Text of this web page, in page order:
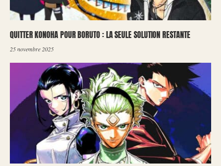
QUITTER KONOHA POUR BORUTO : LA SEULE SOLUTION RESTANTE
25 novembre 2025